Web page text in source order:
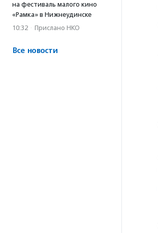
на фестиваль малого кино
«Рамка» в Нижнеудинске
10:32 · Прислано НКО
Все новости